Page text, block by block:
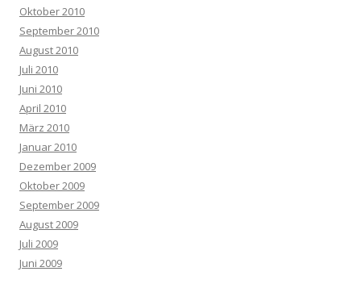
Oktober 2010
September 2010
August 2010
Juli 2010
Juni 2010
April 2010
März 2010
Januar 2010
Dezember 2009
Oktober 2009
September 2009
August 2009
Juli 2009
Juni 2009